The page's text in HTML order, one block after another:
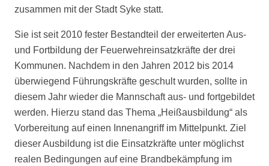
zusammen mit der Stadt Syke statt.
Sie ist seit 2010 fester Bestandteil der erweiterten Aus-
und Fortbildung der Feuerwehreinsatzkräfte der drei
Kommunen. Nachdem in den Jahren 2012 bis 2014
überwiegend Führungskräfte geschult wurden, sollte in
diesem Jahr wieder die Mannschaft aus- und fortgebildet
werden. Hierzu stand das Thema „Heißausbildung“ als
Vorbereitung auf einen Innenangriff im Mittelpunkt. Ziel
dieser Ausbildung ist die Einsatzkräfte unter möglichst
realen Bedingungen auf eine Brandbekämpfung im